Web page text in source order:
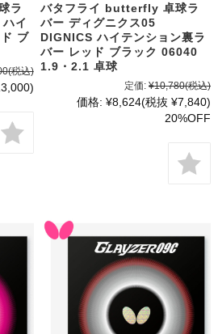
ラ
イ
ブ
(税込)
バタフライ butterfly 卓球ラ
バー ディグニクス05
DIGNICS ハイテンション裏ラ
バー レッド ブラック 06040
1.9・2.1 卓球
定価: ¥10,780(税込)
価格: ¥8,624(税抜 ¥7,840)
20%OFF